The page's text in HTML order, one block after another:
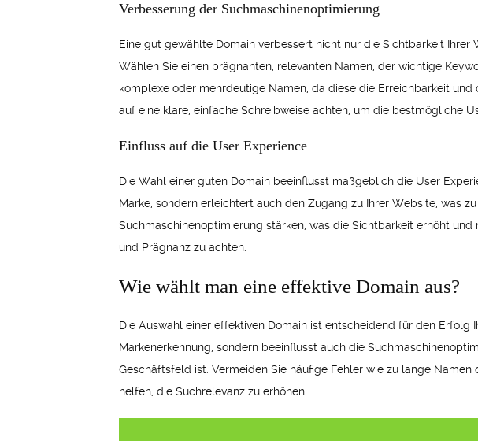
Verbesserung der Suchmaschinenoptimierung
Eine gut gewählte Domain verbessert nicht nur die Sichtbarkeit
Wählen Sie einen prägnanten, relevanten Namen, der wichtige
komplexe oder mehrdeutige Namen, da diese die Erreichbarkeit
auf eine klare, einfache Schreibweise achten, um die bestmögliche
Einfluss auf die User Experience
Die Wahl einer guten Domain beeinflusst maßgeblich die User
Marke, sondern erleichtert auch den Zugang zu Ihrer Website, was
Suchmaschinenoptimierung stärken, was die Sichtbarkeit erhöht
und Prägnanz zu achten.
Wie wählt man eine effektive Domain aus?
Die Auswahl einer effektiven Domain ist entscheidend für den
Markenerkennung, sondern beeinflusst auch die
Geschäftsfeld ist. Vermeiden Sie häufige Fehler wie zu lange
helfen, die Suchrelevanz zu erhöhen.